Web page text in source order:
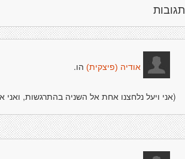
תגובות
אודיה (פיצקית) הו.
(אני ויעל נלחצנו אחת אל השניה בהתרגשות,